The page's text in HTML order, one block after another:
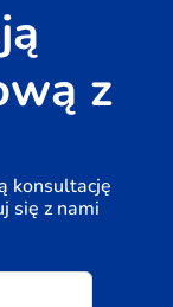
z
konsultację
się z nami